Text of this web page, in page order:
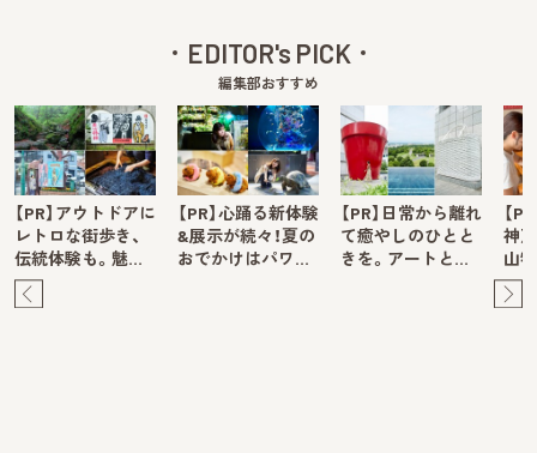
EDITOR's PICK
編集部おすすめ
【PR】アウトドアに
レトロな街歩き、
伝統体験も。魅…
【PR】心踊る新体験
&展示が続々！夏の
おでかけはパワ…
【PR】日常から離れ
て癒やしのひとと
きを。アートと…
【
神
山